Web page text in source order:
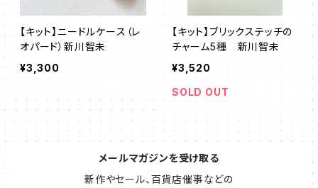
【キット】ニードルケース（レ
オパード）新川智未
¥3,300
【キット】ブリックステッチの
チャーム5種 新川智未
¥3,520
SOLD OUT
メールマガジンを受け取る
新作やセール、百貨店催事などの